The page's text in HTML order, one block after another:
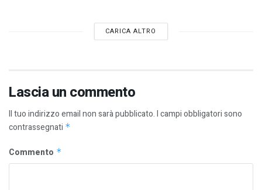
CARICA ALTRO
Lascia un commento
Il tuo indirizzo email non sarà pubblicato.I campi obbligatori sono
contrassegnati *
Commento *